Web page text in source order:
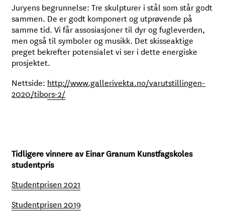
Juryens begrunnelse: Tre skulpturer i stål som står godt
sammen. De er godt komponert og utprøvende på
samme tid. Vi får assosiasjoner til dyr og fugleverden,
men også til symboler og musikk. Det skisseaktige
preget bekrefter potensialet vi ser i dette energiske
prosjektet.
Nettside: http://www.gallerivekta.no/varutstillingen-
2020/tibors-2/
Tidligere vinnere av Einar Granum Kunstfagskoles
studentpris
Studentprisen 2021
Studentprisen 2019